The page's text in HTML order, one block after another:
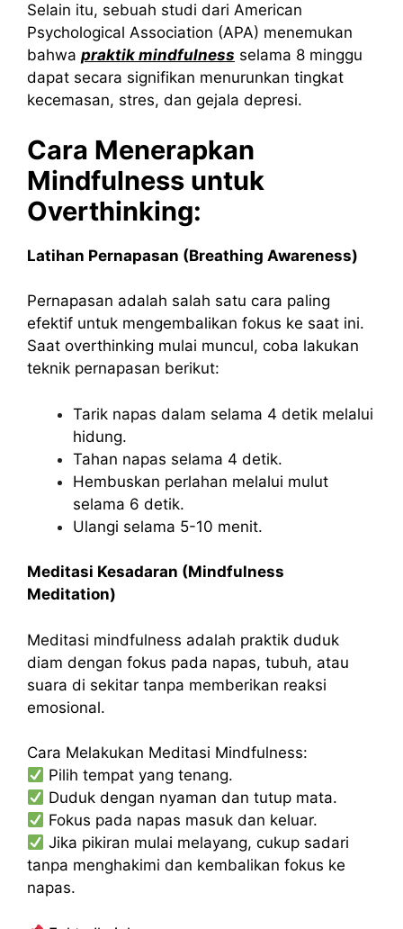
Selain itu, sebuah studi dari American
Psychological Association (APA) menemukan
bahwa praktik mindfulness selama 8 minggu
dapat secara signifikan menurunkan tingkat
kecemasan, stres, dan gejala depresi.
Cara Menerapkan
Mindfulness untuk
Overthinking:
Latihan Pernapasan (Breathing Awareness)
Pernapasan adalah salah satu cara paling
efektif untuk mengembalikan fokus ke saat ini.
Saat overthinking mulai muncul, coba lakukan
teknik pernapasan berikut:
Tarik napas dalam selama 4 detik melalui
hidung.
Tahan napas selama 4 detik.
Hembuskan perlahan melalui mulut
selama 6 detik.
Ulangi selama 5-10 menit.
Meditasi Kesadaran (Mindfulness
Meditation)
Meditasi mindfulness adalah praktik duduk
diam dengan fokus pada napas, tubuh, atau
suara di sekitar tanpa memberikan reaksi
emosional.
Cara Melakukan Meditasi Mindfulness:
Pilih tempat yang tenang.
Duduk dengan nyaman dan tutup mata.
Fokus pada napas masuk dan keluar.
Jika pikiran mulai melayang, cukup sadari
tanpa menghakimi dan kembalikan fokus ke
napas.